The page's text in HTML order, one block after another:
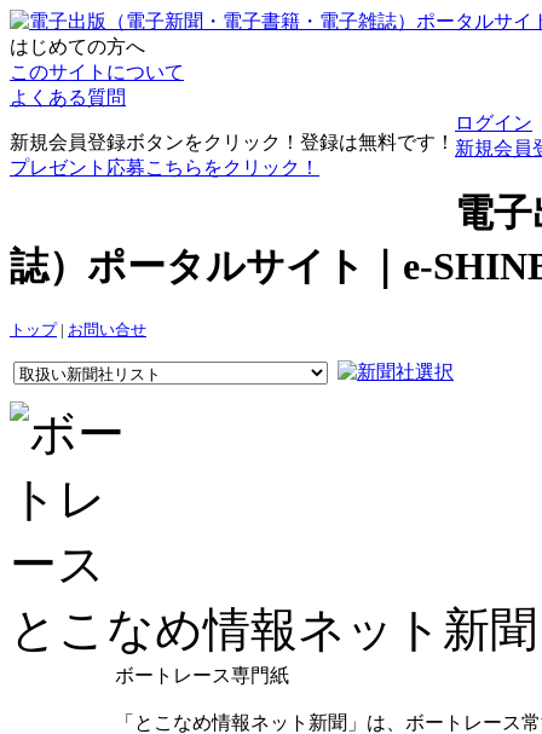
はじめての方へ
このサイトについて
よくある質問
新規会員登録ボタンをクリック！登録は無料です！
プレゼント応募こちらをクリック！
ログイン
新規会員
電
誌）ポータルサイト｜e-
トップ| お問い合せ
とこなめ情報ネット新聞
ボートレース専門紙
「とこなめ情報ネット新聞」は、ボートレース